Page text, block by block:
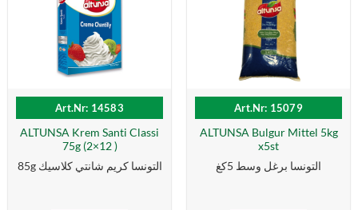
Art.Nr: 14583
ALTUNSA Krem Santi Classi
75g (2×12 )
85g التونسا كریم شانتي كلاسیك
Art.Nr: 15079
ALTUNSA Bulgur Mittel 5kg
x5st
التونسا برغل وسط 5كغ